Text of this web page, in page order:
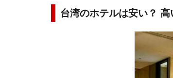
台湾のホテルは安い？ 高